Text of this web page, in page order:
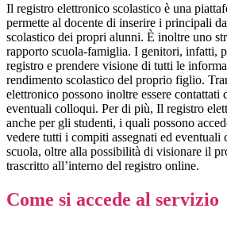
Il registro elettronico scolastico è una
permette al docente di inserire i principali
scolastico dei propri alunni. È inoltre uno
rapporto scuola-famiglia. I genitori, infatti,
registro e prendere visione di tutti le
rendimento scolastico del proprio figlio.
elettronico possono inoltre essere contattati
eventuali colloqui. Per di più, Il registro
anche per gli studenti, i quali possono
vedere tutti i compiti assegnati ed eventuali
scuola, oltre alla possibilità di visionare il
trascritto all’interno del registro online.
Come si accede al servizio